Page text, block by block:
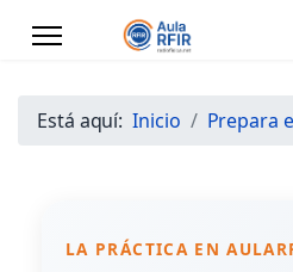
Está aquí:Inicio Prepara
LA PRÁCTICA EN